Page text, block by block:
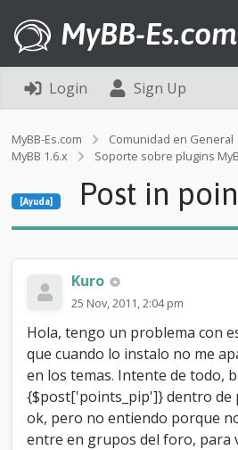
MyBB-Es.com
Login Sign Up
MyBB-Es.com Comunidad en General
MyBB 1.6.x
Soporte sobre plugins
[Ayuda] Post in
Kuro
25 Nov, 2011, 2:04 pm
Hola, tengo un problema con
que cuando lo instalo no me
en los temas. Intente de todo,
{$post['points_pip']} dentro de
ok, pero no entiendo porque
entre en grupos del foro, para